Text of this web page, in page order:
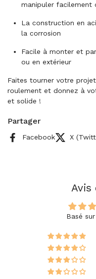
manipuler facilement
La construction en
la corrosion
Facile à monter et
ou en extérieur
Faites tourner votre
roulement et donnez à
et solide !
Partager
Facebook X
Avis
Basé